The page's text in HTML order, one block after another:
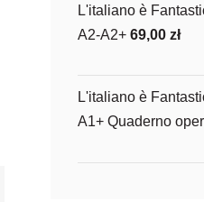
L'italiano è
A2-A2+ 69,00zł
L'italiano è
A1+ Quaderno